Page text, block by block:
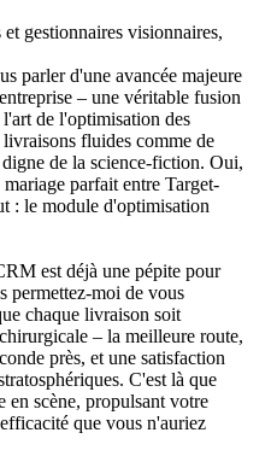
gestionnaires visionnaires,
parler d'une avancée majeure
– une véritable fusion
de l'optimisation des
fluides comme de
de la science-fiction. Oui,
parfait entre Target-
: le module d'optimisation
est déjà une pépite pour
permettez-moi de vous
chaque livraison soit
– la meilleure route,
près, et une satisfaction
C'est là que
en scène, propulsant votre
que vous n'auriez